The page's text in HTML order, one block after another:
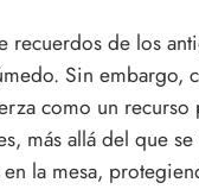
de los
Sin embargo,
como un
más allá del que
la mesa,